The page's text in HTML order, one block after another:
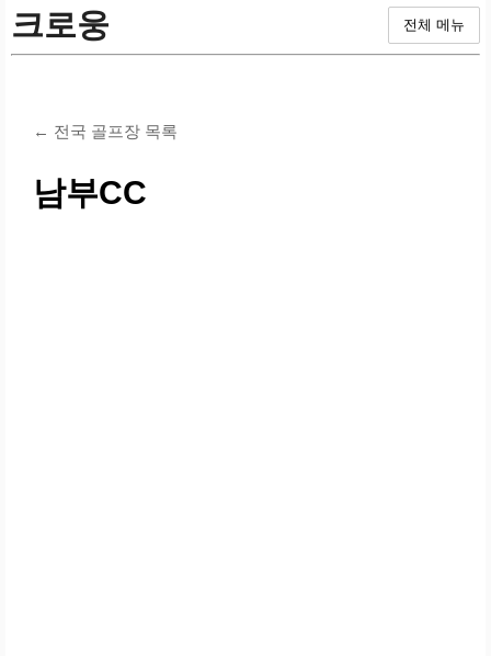
크로웅 전체 메뉴
← 전국 골프장 목록
남부CC